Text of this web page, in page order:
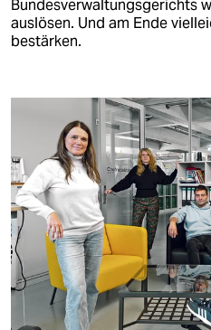
Bundesverwaltungsgerichts
auslösen. Und am Ende
bestärken.